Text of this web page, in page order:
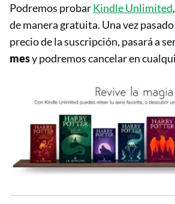
Podremos probarKindle Unlimited
de manera gratuita. Una vez
precio de la suscripción, pasará a
mesy podremos cancelar en